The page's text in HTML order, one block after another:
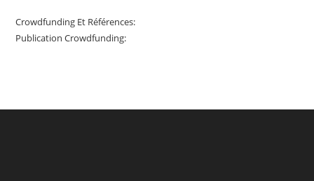
Crowdfunding Et Références:
Publication Crowdfunding: